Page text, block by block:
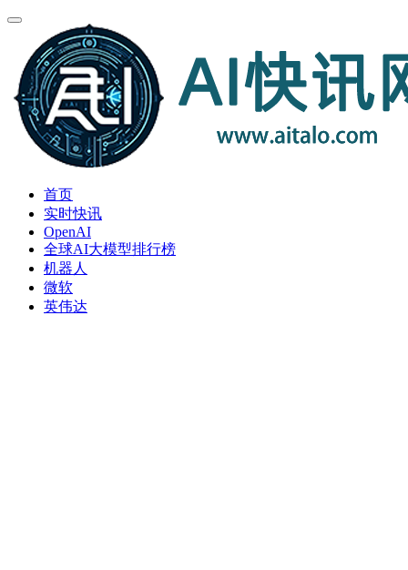
首页
实时快讯
OpenAI
全球AI大模型排行榜
机器人
微软
英伟达